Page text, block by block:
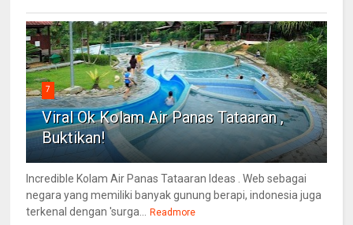
7
Viral Ok Kolam Air Panas Tataaran ,
Buktikan!
Incredible Kolam Air Panas Tataaran Ideas . Web sebagai
negara yang memiliki banyak gunung berapi, indonesia juga
terkenal dengan 'surga...
Readmore